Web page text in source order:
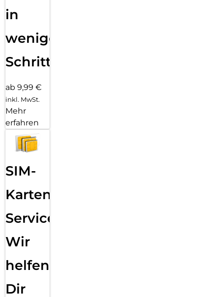
in
wenigen
Schritten
ab 9,99 €
inkl. MwSt.
Mehr
erfahren
SIM-
Karten
Service:
Wir
helfen
Dir